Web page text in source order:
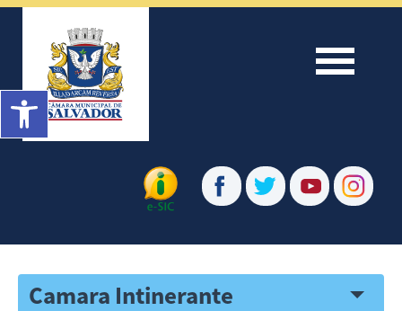
Menu
Camara Intinerante
Barra de Ferramentas Aberta